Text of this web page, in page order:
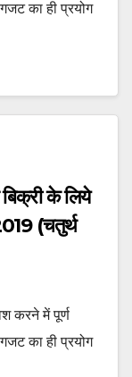
का ही प्रयोग
के लिये
(चतुर्थ
करने में पूर्ण
का ही प्रयोग